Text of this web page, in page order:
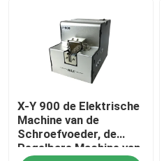
De automaat van het
Micro- Bellenmachine
X-Y 900 de Elektrische
Machine van de
Schroefvoeder, de
Regelbare Machine van